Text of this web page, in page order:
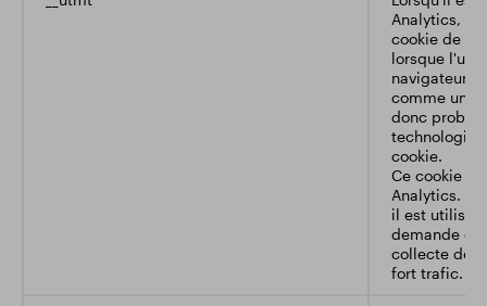
Analytics, il
cookie de
lorsque
navigateur.
comme un
donc
technologie
cookie.
Ce cookie
Analytics.
il est utilisé
demande
collecte de
fort trafic. Il